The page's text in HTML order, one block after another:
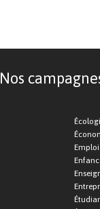
Nos
Emploi